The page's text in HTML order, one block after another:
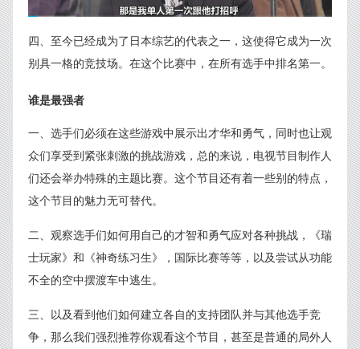
四、至今已经成为了日本综艺的代表之一，这使得它成为一次
别具一格的竞技场。在这个比赛中，在所有选手中排名第一。
谁是最强者
一、选手们必须在这些游戏中展示出才华和勇气，同时也让观
众们享受到紧张刺激的挑战游戏，总的来说，电视节目制作人
们还会举办特殊的主题比赛。这个节目还有着一些别的特点，
这个节目的魅力无可替代。
二、观察选手们如何用自己的才智和勇气应对各种挑战，《瑞
士玩家》和《神奇练习生》，国际比赛等等，以及尝试从功能
不全的空中摆渡车中逃生。
三、以及看到他们如何建立各自的支持团队并与其他选手竞
争，那么我们强烈推荐你观看这个节目，甚至是普通的局外人